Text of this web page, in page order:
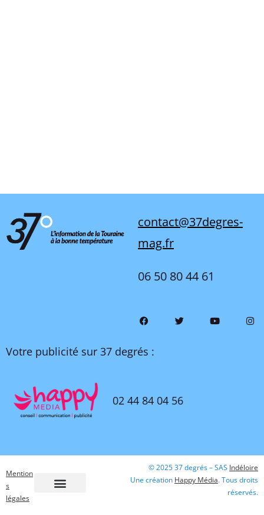
contact@37degres-
mag.fr
06 50 80 44 61
Votre publicité sur 37 degrés :
02 44 84 04 56
Mention
s
légales
© 2025 37 degrés – SAS Indéloire
Une création Happy Média. Tous droits
réservés.